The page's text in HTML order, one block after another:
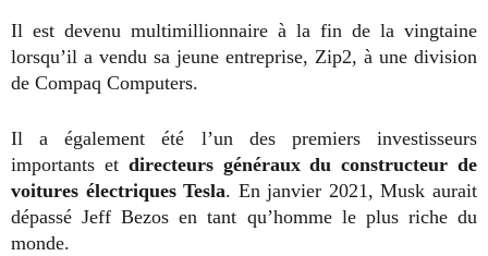
Il est devenu multimillionnaire à la fin de la vingtaine
lorsqu’il a vendu sa jeune entreprise, Zip2, à une division
de Compaq Computers.
Il a également été l’un des premiers investisseurs
importants et directeurs généraux du constructeur de
voitures électriques Tesla. En janvier 2021, Musk aurait
dépassé Jeff Bezos en tant qu’homme le plus riche du
monde.